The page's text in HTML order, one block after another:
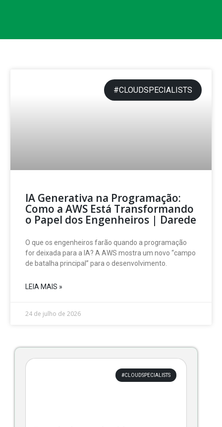
#CLOUDSPECIALISTS
IA Generativa na Programação:
Como a AWS Está Transformando
o Papel dos Engenheiros | Darede
O que os engenheiros farão quando a programação
for deixada para a IA? A AWS mostra um novo “campo
de batalha principal” para o desenvolvimento.
LEIA MAIS »
24 de julho de 2026
#CLOUDSPECIALISTS